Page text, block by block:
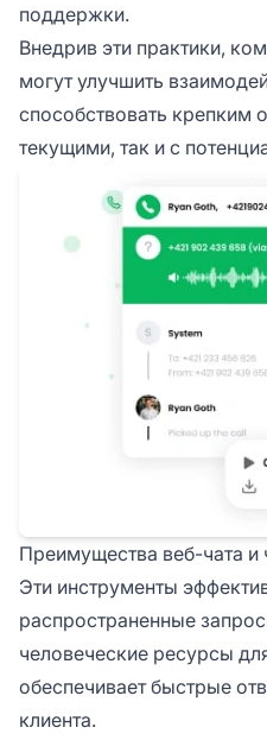
поддержки.
Внедрив эти практики,
могут улучшить
способствовать крепким
текущими, так и с
Преимущества веб-чата и
Эти инструменты
распространенные
человеческие ресурсы
обеспечивает быстрые
клиента.